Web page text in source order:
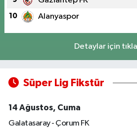
10 Alanyaspor
Detaylar için
Süper Lig Fikstür
14 Ağustos, Cuma
Galatasaray - Çorum FK